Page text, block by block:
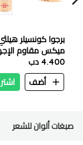
برجوا كونسيلر
ميكس مقاوم
7.8 مل 51 Light
4.400 دب
أضف
صبغات ألوان للشعر